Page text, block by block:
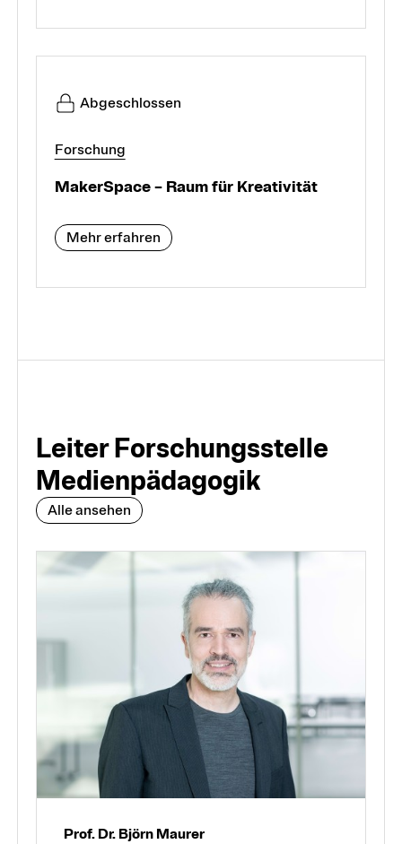
Abgeschlossen
Forschung
MakerSpace – Raum für Kreativität
Mehr erfahren
Leiter Forschungs­stelle
Medien­pädagogik
Alle ansehen
Prof. Dr. Björn Maurer